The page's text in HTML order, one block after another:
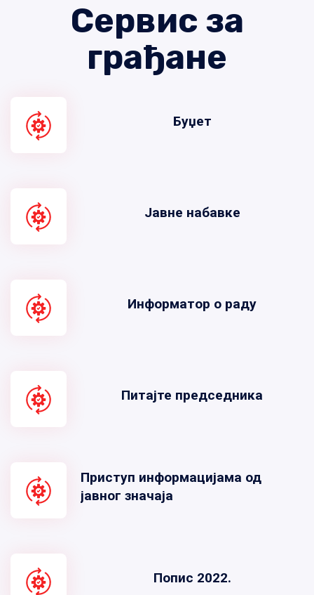
Сервис за
грађане
Буџет
Јавне набавке
Информатор о раду
Питајте председника
Приступ информацијама од
јавног значаја
Попис 2022.